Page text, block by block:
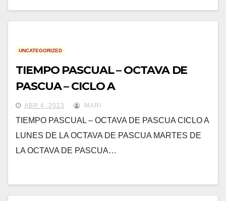
UNCATEGORIZED
TIEMPO PASCUAL – OCTAVA DE
PASCUA – CICLO A
ABR 4, 2023 MARI
TIEMPO PASCUAL – OCTAVA DE PASCUA CICLO A
LUNES DE LA OCTAVA DE PASCUA MARTES DE
LA OCTAVA DE PASCUA…